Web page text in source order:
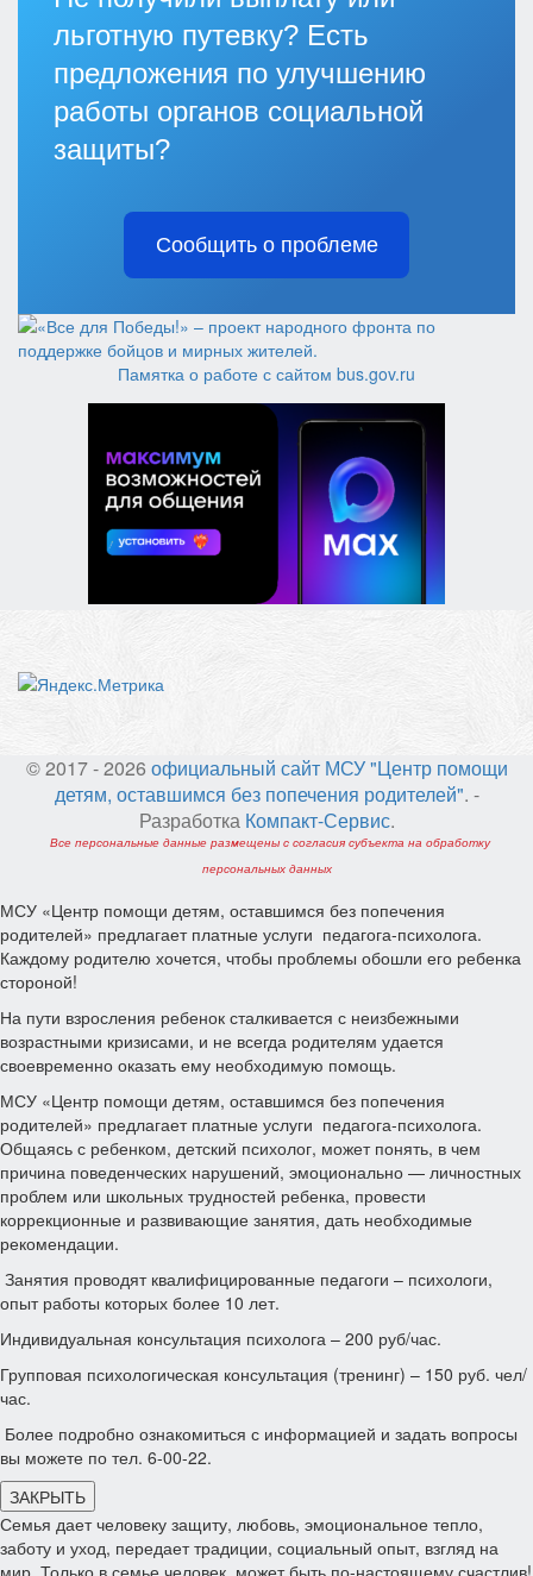
льготную путевку? Есть
предложения по улучшению
работы органов социальной
защиты?
Сообщить о проблеме
Памятка о работе с сайтом bus.gov.ru
© 2017 - 2026 официальный сайт МСУ "Центр помощи
детям, оставшимся без попечения родителей". -
Разработка Компакт-Сервис.
Все персональные данные размещены с согласия субъекта на обработку
персональных данных
МСУ «Центр помощи детям, оставшимся без попечения
родителей» предлагает платные услуги педагога-психолога.
Каждому родителю хочется, чтобы проблемы обошли его ребенка
стороной!
На пути взросления ребенок сталкивается с неизбежными
возрастными кризисами, и не всегда родителям удается
своевременно оказать ему необходимую помощь.
МСУ «Центр помощи детям, оставшимся без попечения
родителей» предлагает платные услуги педагога-психолога.
Общаясь с ребенком, детский психолог, может понять, в чем
причина поведенческих нарушений, эмоционально — личностных
проблем или школьных трудностей ребенка, провести
коррекционные и развивающие занятия, дать необходимые
рекомендации.
Занятия проводят квалифицированные педагоги – психологи,
опыт работы которых более 10 лет.
Индивидуальная консультация психолога – 200 руб/час.
Групповая психологическая консультация (тренинг) – 150 руб. чел/
час.
Более подробно ознакомиться с информацией и задать вопросы
вы можете по тел. 6-00-22.
ЗАКРЫТЬ
Семья дает человеку защиту, любовь, эмоциональное тепло,
заботу и уход, передает традиции, социальный опыт, взгляд на